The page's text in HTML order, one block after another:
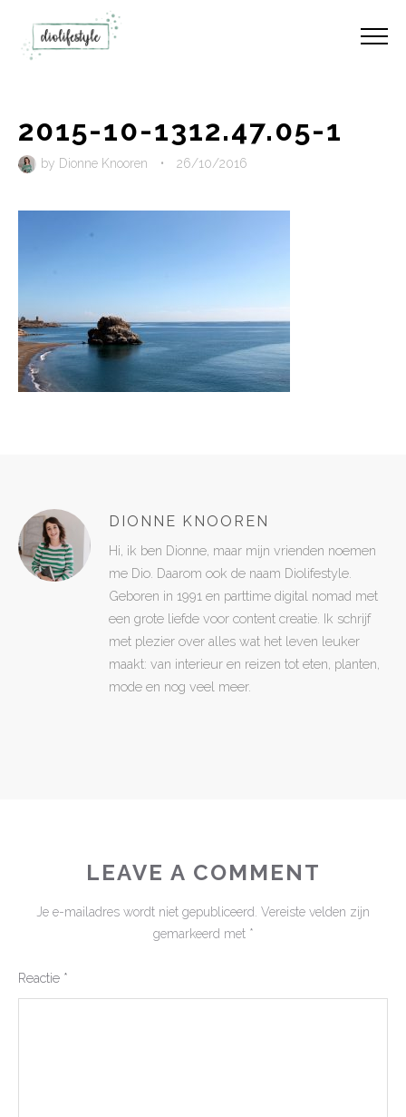
2015-10-1312.47.05-1
by Dionne Knooren • 26/10/2016
DIONNE KNOOREN
Hi, ik ben Dionne, maar mijn vrienden noemen
me Dio. Daarom ook de naam Diolifestyle.
Geboren in 1991 en parttime digital nomad met
een grote liefde voor content creatie. Ik schrijf
met plezier over alles wat het leven leuker
maakt: van interieur en reizen tot eten, planten,
mode en nog veel meer.
LEAVE A COMMENT
Je e-mailadres wordt niet gepubliceerd. Vereiste velden zijn
gemarkeerd met *
Reactie *